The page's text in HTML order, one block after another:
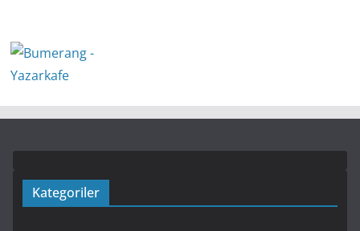
Kategoriler